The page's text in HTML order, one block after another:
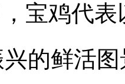
鸡代表
的鲜活